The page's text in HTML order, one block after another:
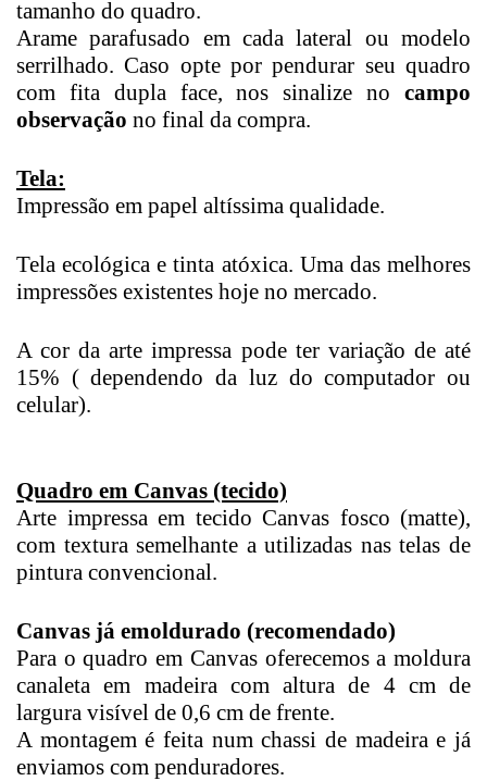
tamanho do quadro.
Arame parafusado em cada lateral ou modelo
serrilhado. Caso opte por pendurar seu quadro
com fita dupla face, nos sinalize no campo
observação no final da compra.
Tela:
Impressão em papel altíssima qualidade.
Tela ecológica e tinta atóxica. Uma das melhores
impressões existentes hoje no mercado.
A cor da arte impressa pode ter variação de até
15% ( dependendo da luz do computador ou
celular).
Quadro em Canvas (tecido)
Arte impressa em tecido Canvas fosco (matte),
com textura semelhante a utilizadas nas telas de
pintura convencional.
Canvas já emoldurado (recomendado)
Para o quadro em Canvas oferecemos a moldura
canaleta em madeira com altura de 4 cm de
largura visível de 0,6 cm de frente.
A montagem é feita num chassi de madeira e já
enviamos com penduradores.